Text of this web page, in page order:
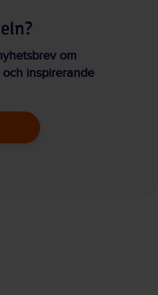
om
inspirerande